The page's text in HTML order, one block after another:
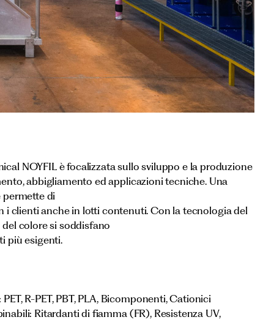
NOYFIL è focalizzata sullo sviluppo e la produzione
abbigliamento ed applicazioni tecniche. Una
di
i clienti anche in lotti contenuti. Con la tecnologia del
colore si soddisfano
più esigenti.
R-PET, PBT, PLA, Bicomponenti, Cationici
Ritardanti di fiamma (FR), Resistenza UV,